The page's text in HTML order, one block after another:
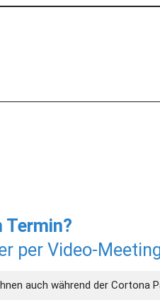
Termin?
per Video-
auch während der Cortona